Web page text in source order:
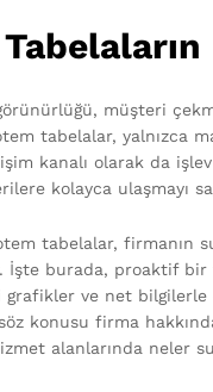
müşteri
tabelalar, yalnızca
kanalı olarak da
kolayca ulaşmayı
tabelalar, firmanın
burada, proaktif bir
ve net bilgilerle
konusu firma
alanlarında neler